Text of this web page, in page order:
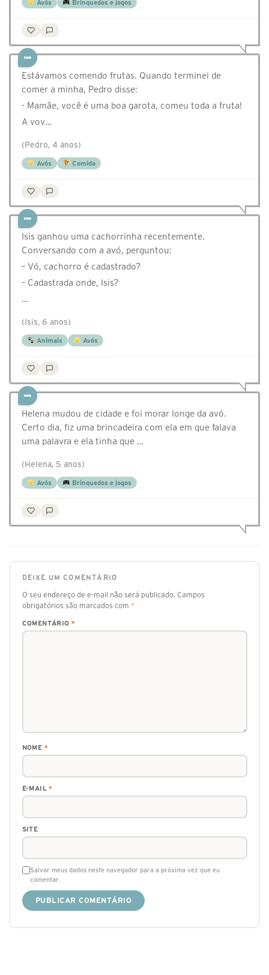
Avós Brinquedos e jogos
Estávamos comendo frutas. Quando terminei de
comer a minha, Pedro disse:
- Mamãe, você é uma boa garota, comeu toda a fruta!
A vov…
(Pedro, 4 anos)
Avós Comida
Isis ganhou uma cachorrinha recentemente.
Conversando com a avó, perguntou:
– Vó, cachorro é cadastrado?
– Cadastrada onde, Isis?
…
(Isis, 6 anos)
Animais Avós
Helena mudou de cidade e foi morar longe da avó.
Certo dia, fiz uma brincadeira com ela em que falava
uma palavra e ela tinha que …
(Helena, 5 anos)
Avós Brinquedos e jogos
DEIXE UM COMENTÁRIO
O seu endereço de e-mail não será publicado. Campos
obrigatórios são marcados com *
COMENTÁRIO *
NOME *
E-MAIL*
SITE
Salvar meus dados neste navegador para a próxima vez que eu
comentar.